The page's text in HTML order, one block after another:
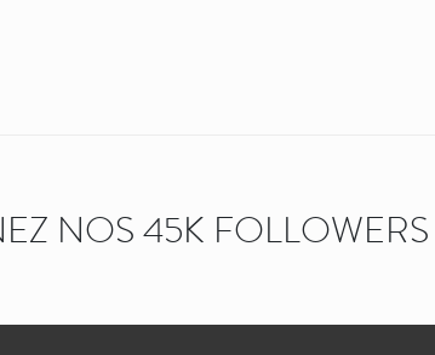
NOS 45K FOLLOWERS